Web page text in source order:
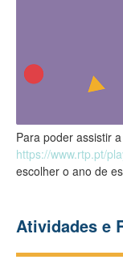
Para poder assistir
https://www.rtp.pt/
escolher o ano de
Atividades e